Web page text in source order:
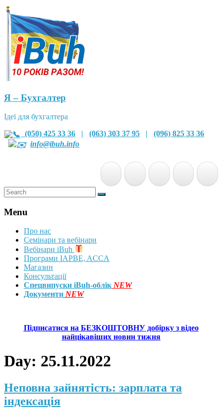
Я – Бухгалтер
Ідеї для бухгалтера
(050) 425 33 36 |(063) 303 37 95 |(096) 825 33 36
info@ibuh.info
Menu
Про нас
Семінари та вебінари
Вебінари iBuh
Програми IAPBE, ACCA
Магазин
Консультації
Спецвипуски iBuh-облік NEW
Документи NEW
Підписатися на БЕЗКОШТОВНУ добірку з відео
найцікавіших новин тижня
Day: 25.11.2022
Неповна зайнятість: зарплата та
індексація